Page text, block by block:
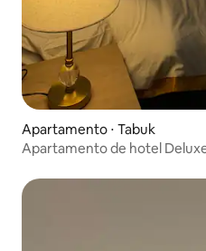
Apartamento ⋅ Tabuk
Apartamento de hotel